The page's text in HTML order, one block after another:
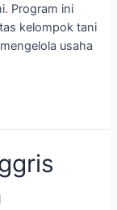
Program ini
kelompok tani
usaha